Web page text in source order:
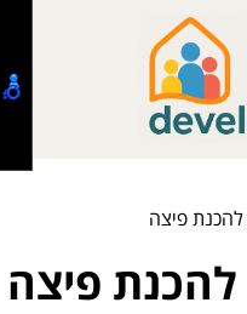
להכנת פיצה
להכנת פיצה